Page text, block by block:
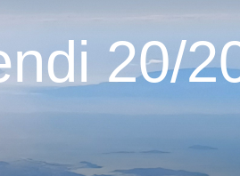
20/
(Heavy Metal), nel cabaret, nel
del garum nella cucina
concrete su come
e/o latino) basati su lezioni di